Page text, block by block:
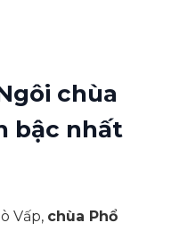
chùa
bậc nhất
Vấp, chùa Phổ